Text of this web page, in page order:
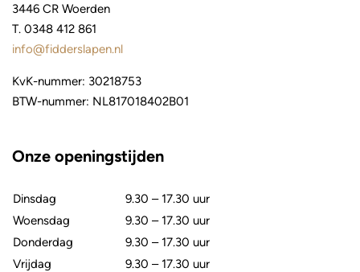
3446 CR Woerden
T. 0348 412 861
info@fidderslapen.nl
KvK-nummer: 30218753
BTW-nummer: NL817018402B01
Onze openingstijden
Dinsdag
9.30 – 17.30 uur
Woensdag
9.30 – 17.30 uur
Donderdag
9.30 – 17.30 uur
Vrijdag
9.30 – 17.30 uur